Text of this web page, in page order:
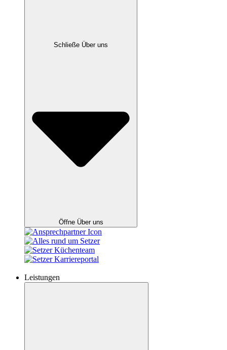
Schließe Über uns
Öffne Über uns
Leistungen